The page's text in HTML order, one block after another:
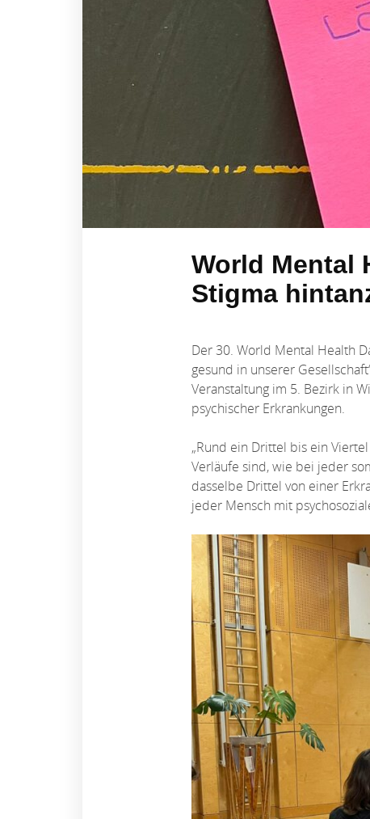
World Mental
Stigma
Der 30. World Mental Health
gesund in unserer
Veranstaltung im 5. Bezirk in
psychischer Erkrankungen.
„Rund ein Drittel bis ein
Verläufe sind, wie bei jeder
dasselbe Drittel von einer
jeder Mensch mit